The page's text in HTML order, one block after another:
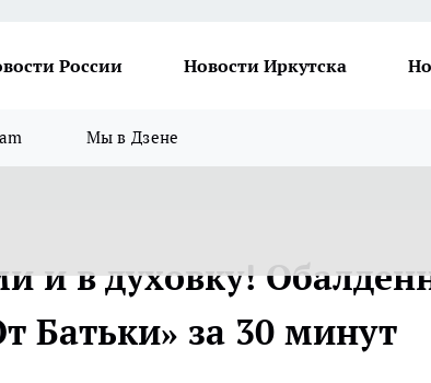
России Новости Иркутска
Мы в Дзене
и в духовку!
Батьки» за 30 минут